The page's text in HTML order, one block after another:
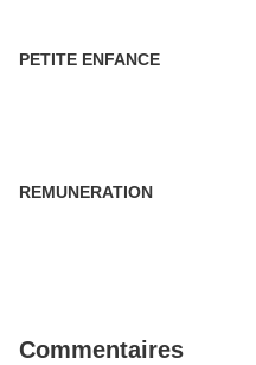
PETITE ENFANCE
REMUNERATION
Commentaires